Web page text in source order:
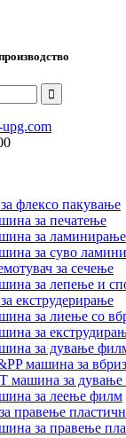
upg.com
флексо пакување
за печатење
за ламинирање
за суво
за сечење
за лепење и
екструдерирање
за лиење со
за
за дување
машина за
машина за
за леење филм
правење
за правење